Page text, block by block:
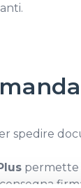
spedire
permette